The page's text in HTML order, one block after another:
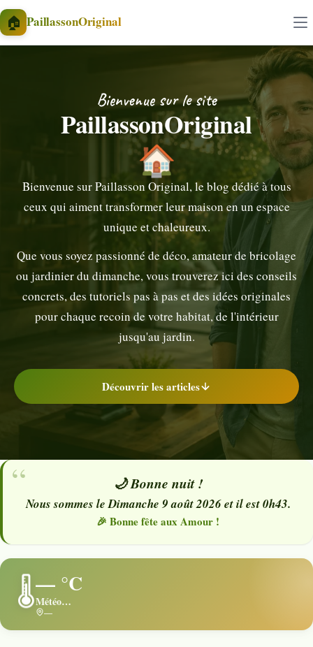
Aller au contenu
🏠 PaillassonOriginal
Bienvenue sur le site
PaillassonOriginal
🏠
Bienvenue sur Paillasson Original, le blog dédié à tous
ceux qui aiment transformer leur maison en un espace
unique et chaleureux.
Que vous soyez passionné de déco, amateur de bricolage
ou jardinier du dimanche, vous trouverez ici des conseils
concrets, des tutoriels pas à pas et des idées originales
pour chaque recoin de votre habitat, de l'intérieur
jusqu'au jardin.
Découvrir les articles
🌙 Bonne nuit !
Nous sommes le Dimanche 9 août 2026 et il est 0h43.
🎉 Bonne fête aux Amour !
🌡️— °C
Météo…
—